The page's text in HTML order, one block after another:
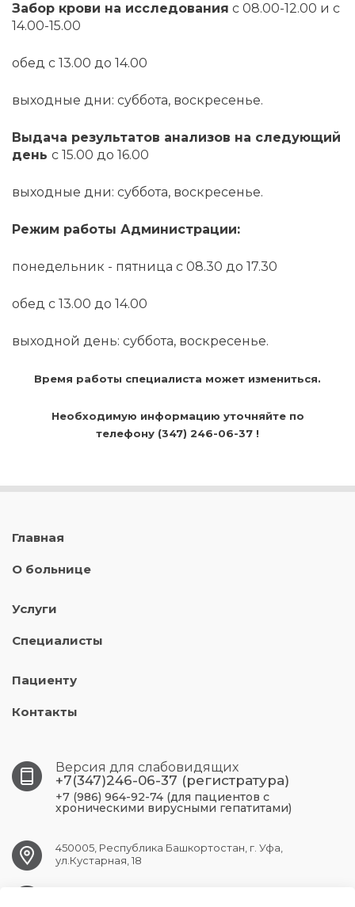
Забор крови на исследования с 08.00-12.00 и с
14.00-15.00
обед с 13.00 до 14.00
выходные дни: суббота, воскресенье.
Выдача результатов анализов на следующий
день с 15.00 до 16.00
выходные дни: суббота, воскресенье.
Режим работы Администрации:
понедельник - пятница с 08.30 до 17.30
обед с 13.00 до 14.00
выходной день: суббота, воскресенье.
Время работы специалиста может измениться.
Необходимую информацию уточняйте по
телефону (347) 246-06-37 !
Главная
О больнице
Услуги
Специалисты
Пациенту
Контакты
Версия для слабовидящих
+7(347)246-06-37 (регистратура)
+7 (986) 964-92-74 (для пациентов с
хроническими вирусными гепатитами)
450005, Республика Башкортостан, г. Уфа,
ул.Кустарная, 18